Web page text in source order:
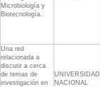
Microbiología y
Biotecnología.
Una red
relacionada a
discutir a cerca
de temas de
investigación en
UNIVERSIDAD
NACIONAL